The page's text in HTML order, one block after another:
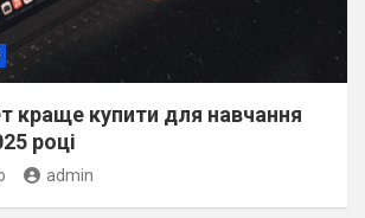
краще купити для навчання
році
admin